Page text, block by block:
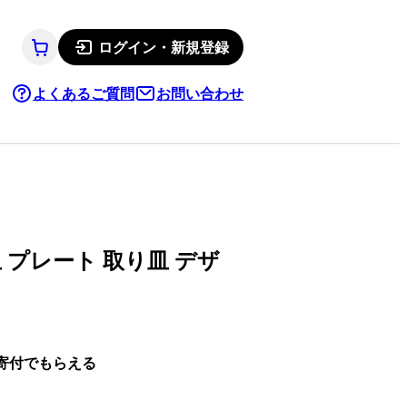
ログイン・新規登録
よくあるご質問 お問い合わせ
レート 取り皿 デザ
付でもらえる